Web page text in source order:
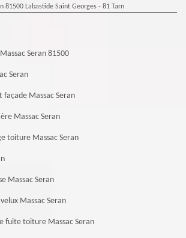
81500 Labastide Saint Georges - 81 Tarn
Seran 81500
Seran
Massac Seran
Massac Seran
toiture Massac Seran
Massac Seran
Massac Seran
fuite toiture Massac Seran